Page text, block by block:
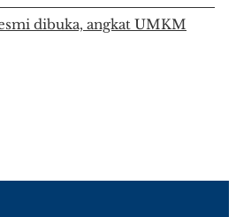
dibuka, angkat UMKM